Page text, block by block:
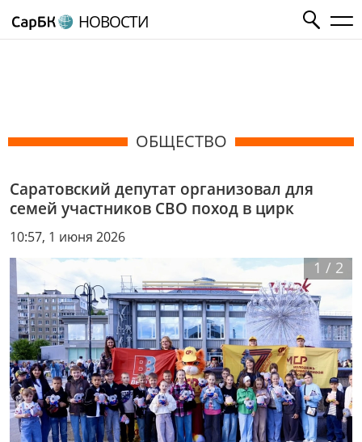
НОВОСТИ
ОБЩЕСТВО
Саратовский депутат организовал для
семей участников СВО поход в цирк
10:57, 1 июня 2026
1 / 2